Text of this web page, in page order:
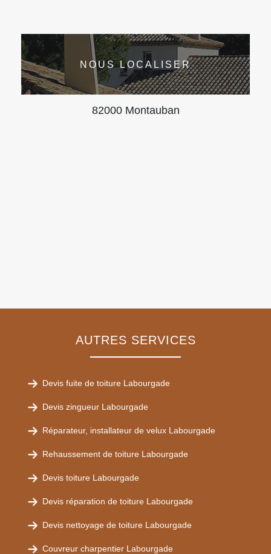
NOUS LOCALISER
82000 Montauban
AUTRES SERVICES
Devis fuite de toiture Labourgade
Devis zingueur Labourgade
Réparateur, installateur de velux Labourgade
Rehaussement de toiture Labourgade
Devis toiture Labourgade
Devis réparation de toiture Labourgade
Devis nettoyage de toiture Labourgade
Couvreur charpentier Labourgade